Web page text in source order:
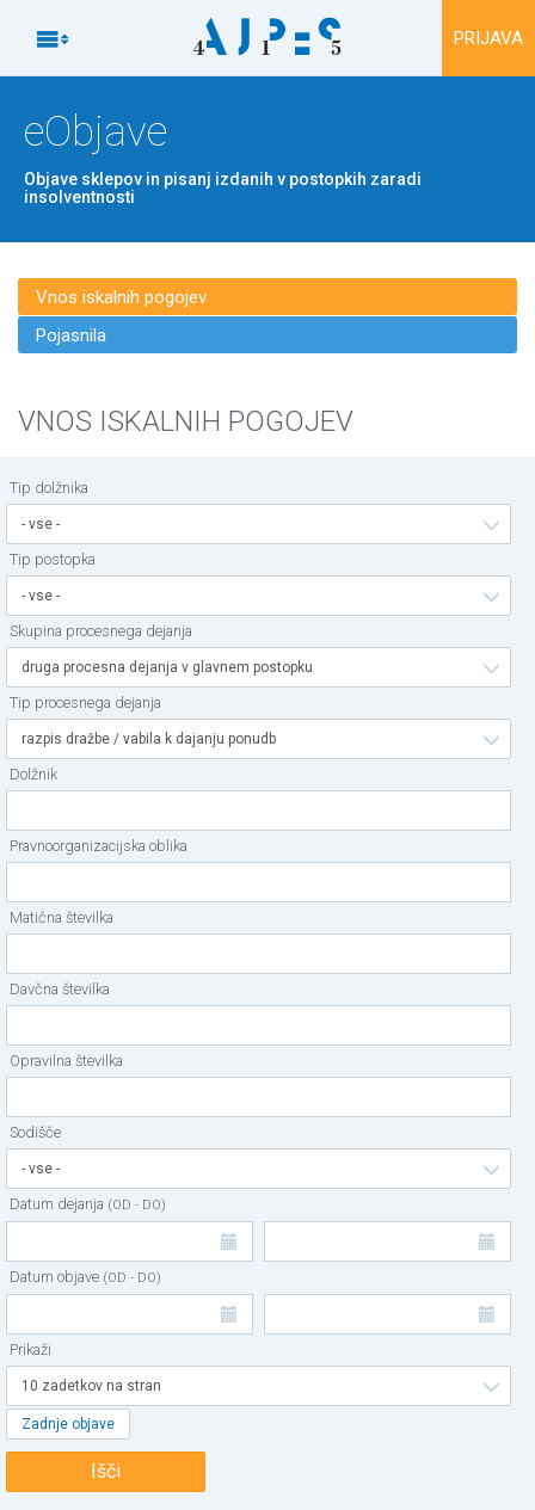
Na vsebino
 PRIJAVA
eObjave
Objave sklepov in pisanj izdanih v postopkih zaradi
insolventnosti
Vnos iskalnih pogojev
Pojasnila
VNOS ISKALNIH POGOJEV
Tip dolžnika
- vse -
Tip postopka
- vse -
Skupina procesnega dejanja
druga procesna dejanja v glavnem postopku
Tip procesnega dejanja
razpis dražbe / vabila k dajanju ponudb
Dolžnik
Pravnoorganizacijska oblika
Matična številka
Davčna številka
Opravilna številka
Sodišče
- vse -
Datum dejanja (OD - DO)
Datum objave (OD - DO)
Prikaži
10 zadetkov na stran
Zadnje objave
Išči